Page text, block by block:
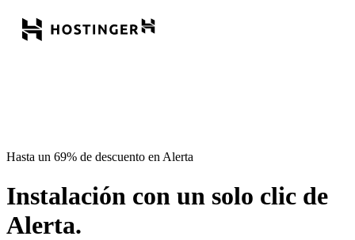
Hasta un 69% de descuento en Alerta
Instalación con un solo clic de
Alerta.